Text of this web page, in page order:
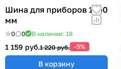
Шина для приборов 1200
мм
0 0 В наличии: 18
1 159 руб.1 220 руб. -5%
В корзину